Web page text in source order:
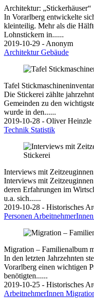
Architektur: „Stickerhäuser“
In Vorarlberg entwickelte
kleinteilig. Mehr als die
Lohnstickern in......
2019-10-29 - Anonym
ArchitekturGebäude
Tafel Stickmaschineninventar
Die Stickerei zählte
Gemeinden zu den
wurde in den......
2019-10-28 - Oliver Heinzle
Technik Statistik
Interviews mit
Interviews mit
deren Erfahrungen im
u.a. sich......
2019-10-28 - Historisches
Personen ArbeitnehmerInnen
Migration – Familienalbum
In den letzten Jahrzehnten
Vorarlberg einen wichtigen
benötigten......
2019-10-25 - Historisches
ArbeitnehmerInnen